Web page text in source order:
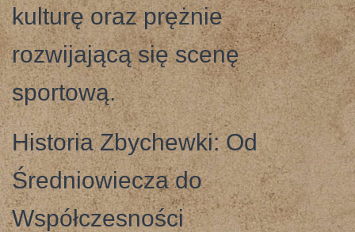
kulturę oraz prężnie
rozwijającą się scenę
sportową.
Historia Zbychewki: Od
Średniowiecza do
Współczesności